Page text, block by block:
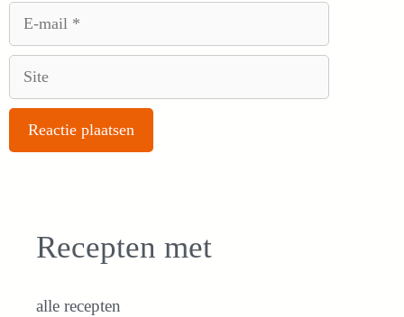
Recepten met
alle recepten